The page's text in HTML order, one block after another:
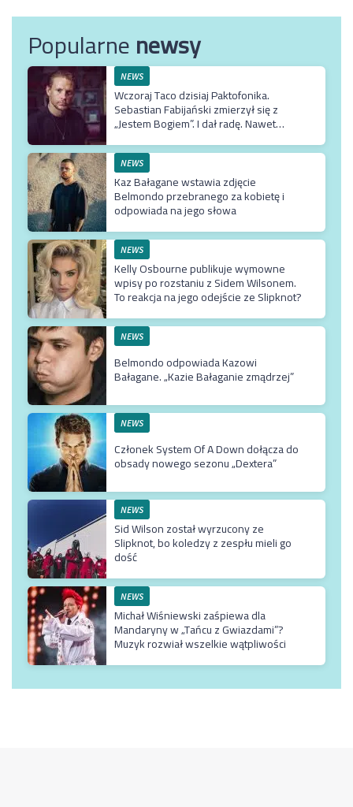
Popularnenewsy
NEWS
Wczoraj Taco dzisiaj Paktofonika.
Sebastian Fabijański zmierzył się z
„Jestem Bogiem”. I dał radę. Nawet
NEWS
Kaz Bałagane wstawia zdjęcie
Belmondo przebranego za kobietę i
odpowiada na jego słowa
NEWS
Kelly Osbourne publikuje wymowne
wpisy po rozstaniu z Sidem Wilsonem.
To reakcja na jego odejście ze Slipknot?
NEWS
Belmondo odpowiada Kazowi
Bałagane. „Kazie Bałaganie zmądrzej”
NEWS
Członek System Of A Down dołącza do
obsady nowego sezonu „Dextera”
NEWS
Sid Wilson został wyrzucony ze
Slipknot, bo koledzy z zespłu mieli go
dość
NEWS
Michał Wiśniewski zaśpiewa dla
Mandaryny w „Tańcu z Gwiazdami”?
Muzyk rozwiał wszelkie wątpliwości